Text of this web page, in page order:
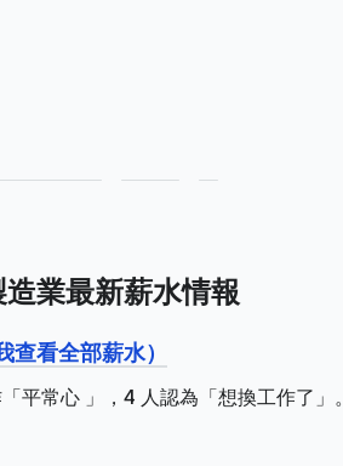
業最新薪水情報
看全部薪水）
平常心 」，4 人認為「想換工作了」。